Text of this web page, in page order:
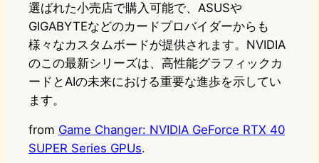
選ばれた小売店で購入可能で、ASUSや
GIGABYTEなどのカードプロバイダーからも
様々なカスタムボードが提供されます。NVIDIA
のこの最新シリーズは、高性能グラフィックカ
ードとAIの未来における重要な進歩を示してい
ます。
from Game Changer: NVIDIA GeForce RTX 40
SUPER Series GPUs.